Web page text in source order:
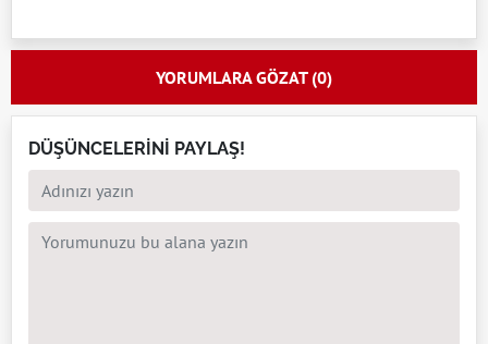
YORUMLARA GÖZAT (0)
DÜŞÜNCELERİNİ PAYLAŞ!